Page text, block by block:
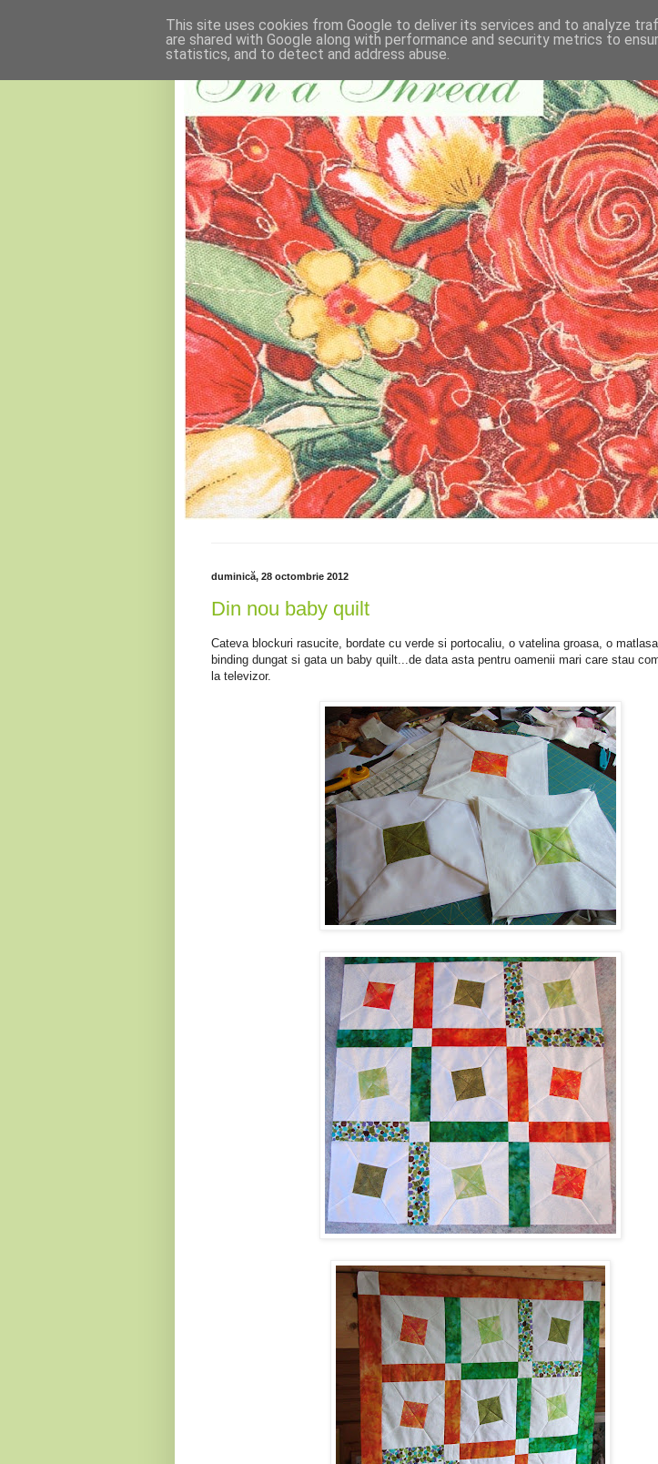
duminică, 28 octombrie 2012
Din nou baby quilt
Cateva blockuri rasucite, bordate cu verde si portocaliu, o vatelina groasa, o
binding dungat si gata un baby quilt...de data asta pentru oamenii mari care stau
la televizor.
This site uses cookies from Google to deliver its services and to analyze
are shared with Google along with performance and security metrics to
statistics, and to detect and address abuse.